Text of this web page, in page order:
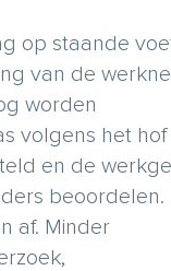
op staande
van de
worden
volgens het hof
en de
beoordelen.
af. Minder